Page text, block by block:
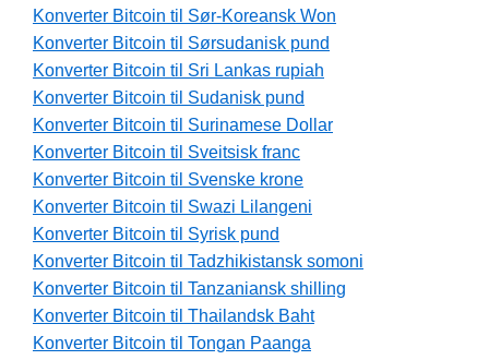
Konverter Bitcoin til Sør-Koreansk Won
Konverter Bitcoin til Sørsudanisk pund
Konverter Bitcoin til Sri Lankas rupiah
Konverter Bitcoin til Sudanisk pund
Konverter Bitcoin til Surinamese Dollar
Konverter Bitcoin til Sveitsisk franc
Konverter Bitcoin til Svenske krone
Konverter Bitcoin til Swazi Lilangeni
Konverter Bitcoin til Syrisk pund
Konverter Bitcoin til Tadzhikistansk somoni
Konverter Bitcoin til Tanzaniansk shilling
Konverter Bitcoin til Thailandsk Baht
Konverter Bitcoin til Tongan Paanga